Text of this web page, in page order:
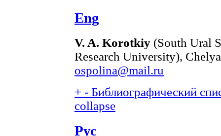
Eng
V. A. Korotkiy (South Ural
Research University),
ospolina@mail.ru
+ - Библиографический
collapse
Рус